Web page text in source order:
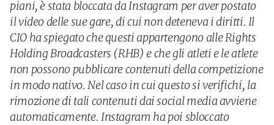
piani, è stata bloccata da Instagram per aver postato
il video delle sue gare, di cui non deteneva i diritti. Il
CIO ha spiegato che questi appartengono alle Rights
Holding Broadcasters (RHB) e che gli atleti e le atlete
non possono pubblicare contenuti della competizione
in modo nativo. Nel caso in cui questo si verifichi, la
rimozione di tali contenuti dai social media avviene
automaticamente. Instagram ha poi sbloccato